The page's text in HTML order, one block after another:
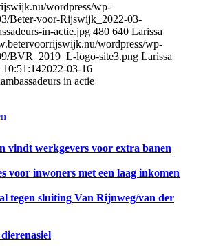
wordpress/wp-
Beter-voor-Rijswijk_2022-03-
in-actie.jpg 480 640 Larissa
wordpress/wp-
BVR_2019_L-logo-site3.png Larissa
10:51:142022-03-16
in actie
vindt werkgevers voor extra banen
voor inwoners met een laag inkomen
tegen sluiting Van Rijnweg/van der